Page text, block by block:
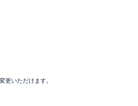
更いただけます。